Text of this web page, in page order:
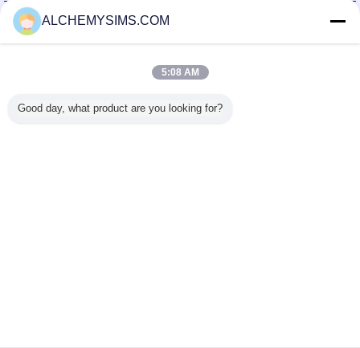
Shenzhen City Breaker Co., Ltd.
Überprüfte Lieferanten
Verified Suplier
ALCHEMYSIMS.COM
5:08 AM
Good day, what product are you looking for?